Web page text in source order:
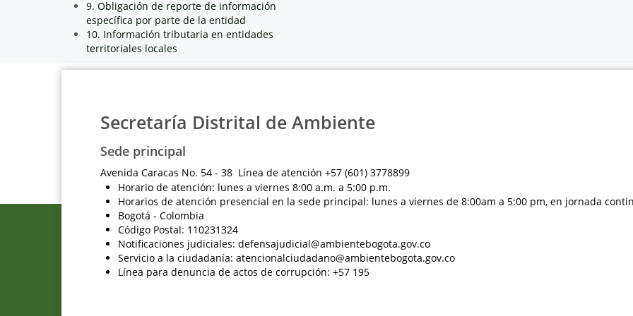
9. Obligación de reporte de información
específica por parte de la entidad
10. Información tributaria en entidades
territoriales locales
Secretaría Distrital de Ambiente
Sede principal
Avenida Caracas No. 54 - 38 Línea de atención +57 (601) 3778899
Horario de atención: lunes a viernes 8:00 a.m. a 5:00 p.m.
Horarios de atención presencial en la sede principal: lunes a viernes de 8:00am a 5:00 pm, en jornada
Bogotá - Colombia
Código Postal: 110231324
Notificaciones judiciales: defensajudicial@ambientebogota.gov.co
Servicio a la ciudadanía: atencionalciudadano@ambientebogota.gov.co
Línea para denuncia de actos de corrupción: +57 195